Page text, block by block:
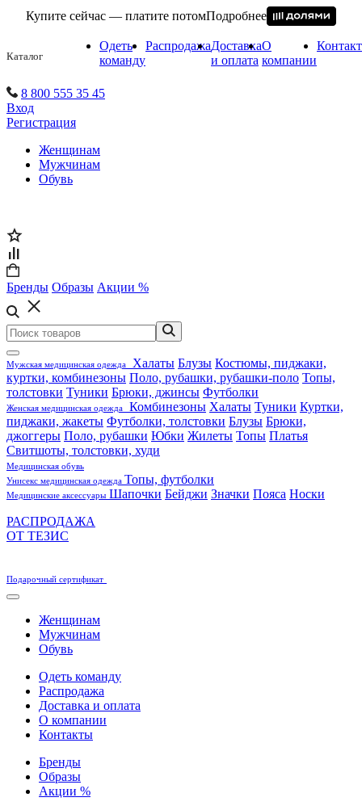
Купите сейчас — платите потомПодробнее
Каталог
Одеть
команду
РаспродажаДоставка
и оплата
О
компании
8 800 555 35 45
Вход
Регистрация
Женщинам
Мужчинам
Обувь
Бренды Образы Акции %
Мужская медицинская одежда Халаты Блузы Костюмы, пиджаки,
куртки, комбинезоны Поло, рубашки, рубашки-поло Топы,
толстовки Туники Брюки, джинсы Футболки
Женская медицинская одежда Комбинезоны Халаты Туники Куртки,
пиджаки, жакеты Футболки, толстовки Блузы Брюки,
джоггеры Поло, рубашки Юбки Жилеты Топы Платья
Свитшоты, толстовки, худи
Медицинская обувь
Унисекс медицинская одежда Топы, футболки
Медицинские аксессуары Шапочки Бейджи Значки Пояса Носки
РАСПРОДАЖА
ОТ ТЕЗИС
Подарочный сертификат
Женщинам
Мужчинам
Обувь
Одеть команду
Распродажа
Доставка и оплата
О компании
Контакты
Бренды
Образы
Акции %